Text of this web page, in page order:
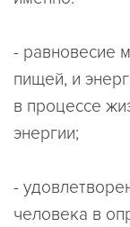
- равновесие
пищей, и
в процессе
энергии;
-
человека в